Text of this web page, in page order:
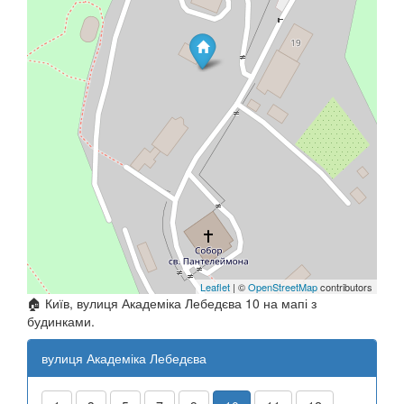
Leaflet | ©OpenStreetMapcontributors
🏠 Київ, вулиця Академіка Лебедєва 10 на мапі з
будинками.
вулиця Академіка Лебедєва